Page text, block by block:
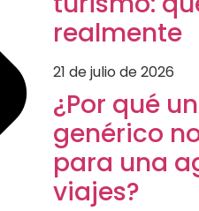
realmente
21 de julio de 2026
¿Por qué
genérico
para una
viajes?